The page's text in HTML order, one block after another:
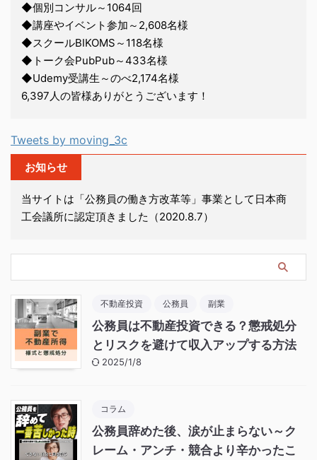
◆個別コンサル～1064回
◆講座やイベント参加～2,608名様
◆スクールBIKOMS～118名様
◆トーク会PubPub～433名様
◆Udemy受講生～のべ2,174名様
6,397人の皆様ありがとうございます！
Tweets by moving_3c
お知らせ
当サイトは「公務員の働き方改革等」事業として日本商
工会議所に認定頂きました（2020.8.7）
不動産投資 公務員 副業
公務員は不動産投資できる？懲戒処分
とリスクを避けて収入アップする方法
2025/1/8
コラム
公務員辞めた後、涙が止まらない～ク
レーム・アンチ・競合より辛かったこ